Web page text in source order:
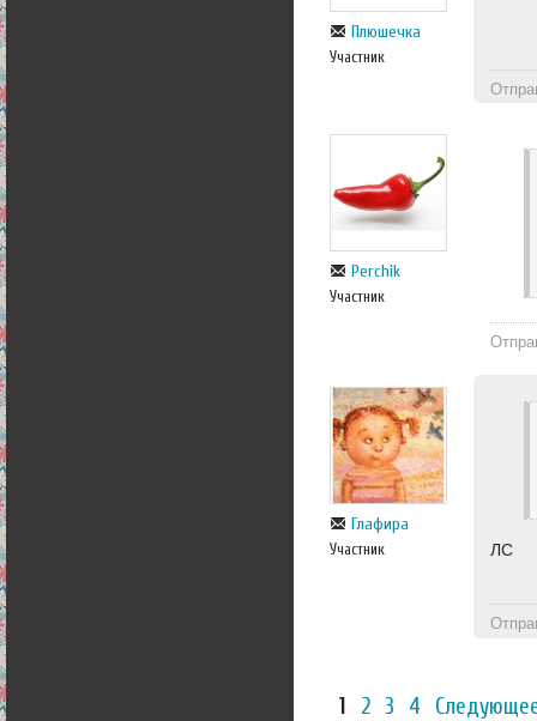
Плюшечка
Участник
Perchik
Участник
Глафира
Участник ЛС
1 2 3 4